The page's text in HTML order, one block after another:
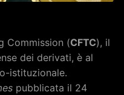
Commission (CFTC), il
dei derivati, è al
istituzionale.
pubblicata il 24